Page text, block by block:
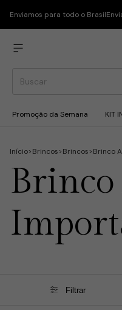
Enviamos para todo o Brasil
Promoção da Semana KIT
Início>Brincos>Brincos>Brinco
Brinco
Filtrar